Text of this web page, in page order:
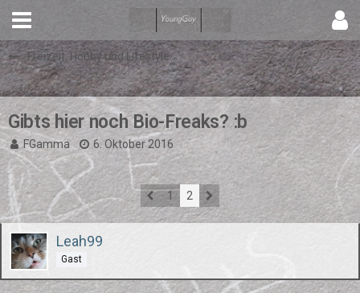
Freizeit, Hobby und Lifestyle
Gibts hier noch Bio-Freaks? :b
FGamma 6. Oktober 2016
1 2
Leah99
Gast